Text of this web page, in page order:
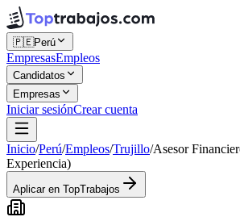
🇵🇪Perú
EmpresasEmpleos
Candidatos
Empresas
Iniciar sesiónCrear cuenta
Inicio/Perú/Empleos/Trujillo/Asesor
Experiencia)
Aplicar en TopTrabajos